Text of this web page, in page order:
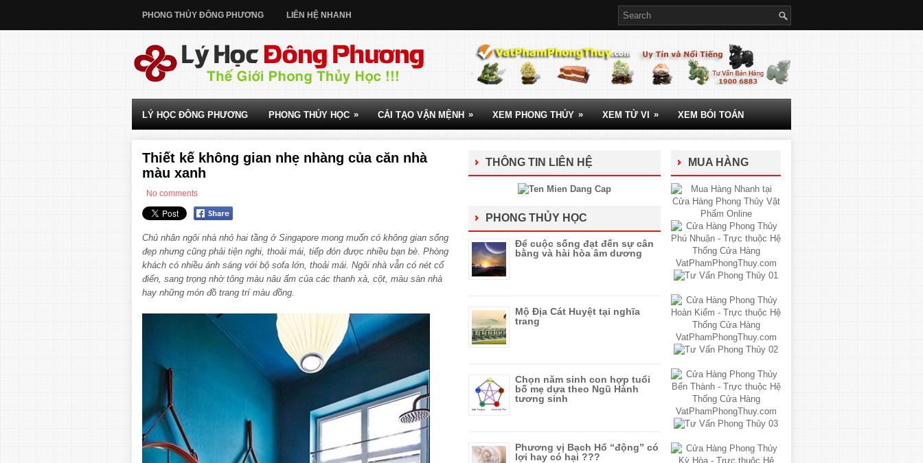
PHONG THỦY ĐÔNG PHƯƠNG LIÊN HỆ NHANH
LÝ HỌC ĐÔNG PHƯƠNG PHONG THỦY HỌC » CẢI TẠO VẬN MỆNH » XEM PHONG THỦY » XEM TỬ VI » XEM BÓI TOÁN
Thiết kế không gian nhẹ nhàng của căn nhà
màu xanh
No comments
Chủ nhân ngôi nhà nhỏ hai tầng ở Singapore mong muốn có không gian sống
đẹp nhưng cũng phải tiện nghi, thoải mái, tiếp đón được nhiều bạn bè. Phòng
khách có nhiều ánh sáng với bộ sofa lớn, thoải mái. Ngôi nhà vẫn có nét cổ
điển, sang trọng nhờ tông màu nâu ấm của các thanh xà, cột, màu sàn nhà
hay những món đồ trang trí màu đồng.
THÔNG TIN LIÊN HỆ
PHONG THỦY HỌC
Để cuộc sống đạt đến sự cân
bằng và hài hòa âm dương
Mộ Địa Cát Huyệt tại nghĩa
trang
Chọn năm sinh con hợp tuổi
bố mẹ dựa theo Ngũ Hành
tương sinh
Phương vị Bạch Hổ “động” có
lợi hay có hại ???
MUA HÀNG